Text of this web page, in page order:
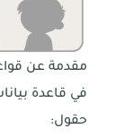
مقدمة عن
حقول: